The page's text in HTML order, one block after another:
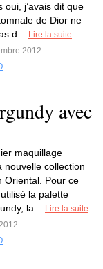
oui, j’avais dit que
de Dior ne
d...
Lire la suite
2012
avec
maquillage
nouvelle collection
Oriental. Pour ce
la palette
la...
Lire la suite